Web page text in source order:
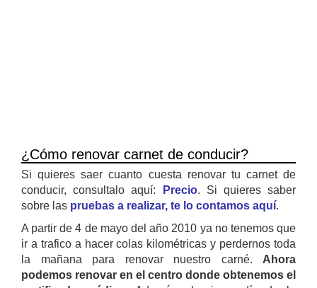
¿Cómo renovar carnet de conducir?
Si quieres saer cuanto cuesta renovar tu carnet de
conducir, consultalo aquí:
Precio. Si quieres saber
sobre las pruebas a realizar, te lo contamos aquí.
A partir de 4 de mayo del año 2010 ya no tenemos que
ir a trafico a hacer colas kilométricas y perdernos toda
la mañana para renovar nuestro carné. Ahora
podemos renovar en el centro donde obtenemos el